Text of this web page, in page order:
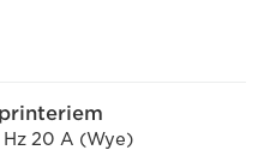
Hz 20 A (Wye)